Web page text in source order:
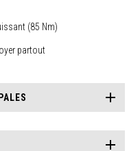
(85 Nm)
partout